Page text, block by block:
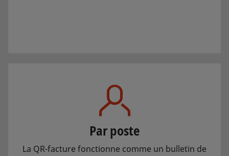
Par poste
La QR-facture fonctionne comme un bulletin de